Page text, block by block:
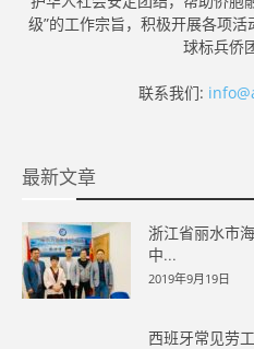
级”的工作宗旨，积极开展各项
球标兵侨
联系我们:
最新文章
浙江省丽水市
中...
2019年9月19日
西班牙常见劳